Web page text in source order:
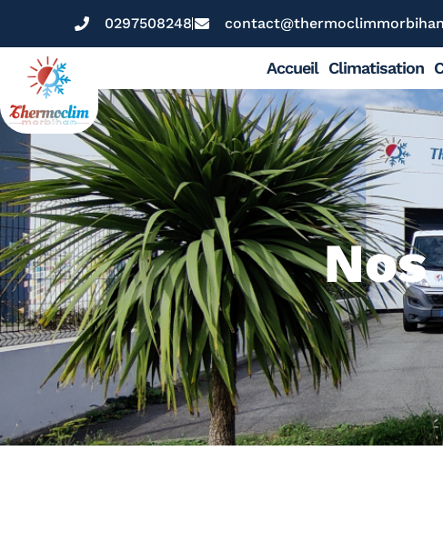
0297508248
Accueil Climatisation